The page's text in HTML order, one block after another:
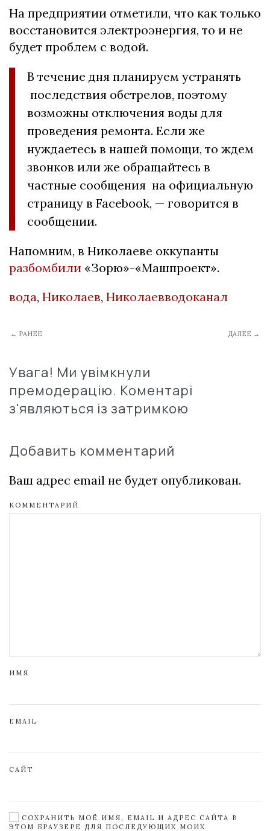
На предприятии отметили, что как только
восстановится электроэнергия, то и не
будет проблем с водой.
В течение дня планируем устранять
последствия обстрелов, поэтому
возможны отключения воды для
проведения ремонта. Если же
нуждаетесь в нашей помощи, то ждем
звонков или же обращайтесь в
частные сообщения на официальную
страницу в Facebook, — говорится в
сообщении.
Напомним, в Николаеве оккупанты
разбомбили «Зорю»-«Машпроект».
вода, Николаев, Николаевводоканал
← РАНЕЕ ДАЛЕЕ →
Увага! Ми увімкнули
премодерацію. Коментарі
з'являються із затримкою
Добавить комментарий
Ваш адрес email не будет опубликован.
КОММЕНТАРИЙ
ИМЯ
EMAIL
САЙТ
СОХРАНИТЬ МОЁ ИМЯ, EMAIL И АДРЕС САЙТА В
ЭТОМ БРАУЗЕРЕ ДЛЯ ПОСЛЕДУЮЩИХ МОИХ